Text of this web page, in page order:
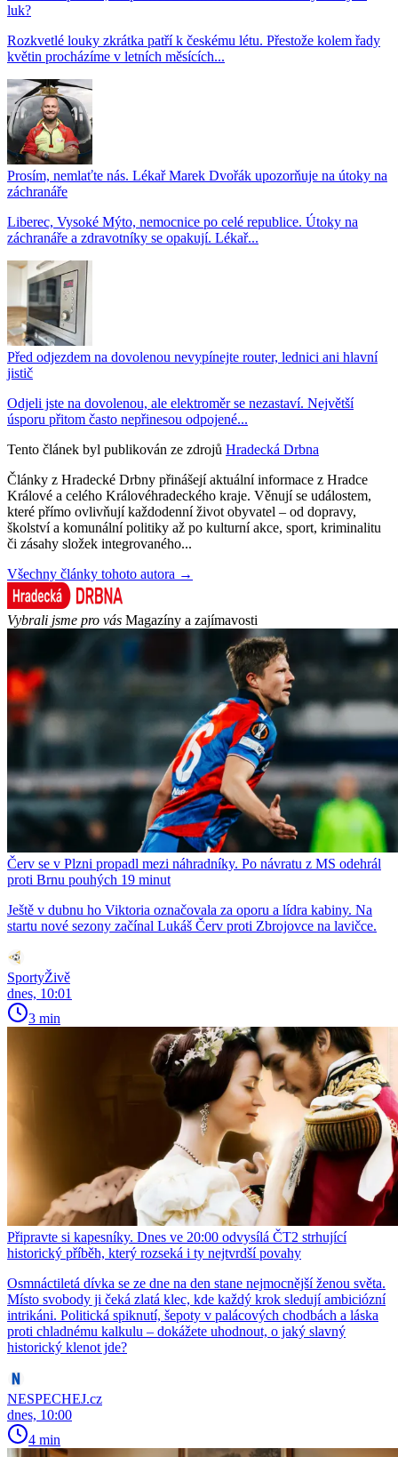
luk?
Rozkvetlé louky zkrátka patří k českému létu. Přestože kolem řady
květin procházíme v letních měsících...
Prosím, nemlaťte nás. Lékař Marek Dvořák upozorňuje na útoky na
záchranáře
Liberec, Vysoké Mýto, nemocnice po celé republice. Útoky na
záchranáře a zdravotníky se opakují. Lékař...
Před odjezdem na dovolenou nevypínejte router, lednici ani hlavní
jistič
Odjeli jste na dovolenou, ale elektroměr se nezastaví. Největší
úsporu přitom často nepřinesou odpojené...
Tento článek byl publikován ze zdrojů Hradecká Drbna
Články z Hradecké Drbny přinášejí aktuální informace z Hradce
Králové a celého Královéhradeckého kraje. Věnují se událostem,
které přímo ovlivňují každodenní život obyvatel – od dopravy,
školství a komunální politiky až po kulturní akce, sport, kriminalitu
či zásahy složek integrovaného...
Všechny články tohoto autora →
Vybrali jsme pro vás Magazíny a zajímavosti
Červ se v Plzni propadl mezi náhradníky. Po návratu z MS odehrál
proti Brnu pouhých 19 minut
Ještě v dubnu ho Viktoria označovala za oporu a lídra kabiny. Na
startu nové sezony začínal Lukáš Červ proti Zbrojovce na lavičce.
SportyŽivě
dnes, 10:01
3 min
Připravte si kapesníky. Dnes ve 20:00 odvysílá ČT2 strhující
historický příběh, který rozseká i ty nejtvrdší povahy
Osmnáctiletá dívka se ze dne na den stane nejmocnější ženou světa.
Místo svobody ji čeká zlatá klec, kde každý krok sledují ambiciózní
intrikáni. Politická spiknutí, šepoty v palácových chodbách a láska
proti chladnému kalkulu – dokážete uhodnout, o jaký slavný
historický klenot jde?
NESPECHEJ.cz
dnes, 10:00
4 min